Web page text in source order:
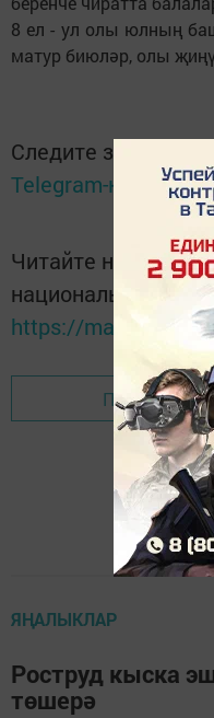
8 ел - ул олы юлның
матур биюләр, олы
Следите за
Telegram-канале
Читайте новости
национальном
https://max.ru/
Перейти на
ЯҢАЛЫКЛАР
Роструд кыска
төшерә